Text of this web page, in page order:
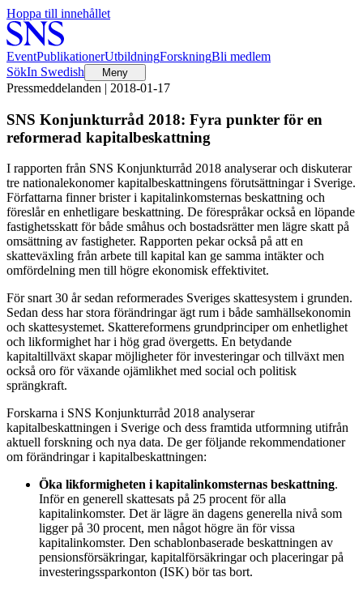
Hoppa till innehållet
EventPublikationerUtbildningForskningBli medlem
SökIn Swedish Meny
Pressmeddelanden | 2018-01-17
SNS Konjunkturråd 2018: Fyra punkter för en
reformerad kapitalbeskattning
I rapporten från SNS Konjunkturråd 2018 analyserar och diskuterar
tre nationalekonomer kapitalbeskattningens förutsättningar i Sverige.
Författarna finner brister i kapitalinkomsternas beskattning och
föreslår en enhetligare beskattning. De förespråkar också en löpande
fastighetsskatt för både småhus och bostadsrätter men lägre skatt på
omsättning av fastigheter. Rapporten pekar också på att en
skatteväxling från arbete till kapital kan ge samma intäkter och
omfördelning men till högre ekonomisk effektivitet.
För snart 30 år sedan reformerades Sveriges skattesystem i grunden.
Sedan dess har stora förändringar ägt rum i både samhällsekonomin
och skattesystemet. Skattereformens grundprinciper om enhetlighet
och likformighet har i hög grad övergetts. En betydande
kapitaltillväxt skapar möjligheter för investeringar och tillväxt men
också oro för växande ojämlikhet med social och politisk
sprängkraft.
Forskarna i SNS Konjunkturråd 2018 analyserar
kapitalbeskattningen i Sverige och dess framtida utformning utifrån
aktuell forskning och nya data. De ger följande rekommendationer
om förändringar i kapitalbeskattningen:
Öka likformigheten i kapitalinkomsternas beskattning.
Inför en generell skattesats på 25 procent för alla
kapitalinkomster. Det är lägre än dagens generella nivå som
ligger på 30 procent, men något högre än för vissa
kapitalinkomster. Den schablonbaserade beskattningen av
pensionsförsäkringar, kapitalförsäkringar och placeringar på
investeringssparkonton (ISK) bör tas bort.